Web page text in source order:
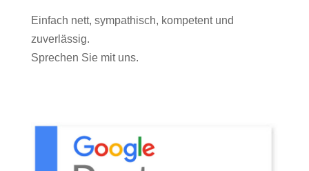
Einfach nett, sympathisch, kompetent und
zuverlässig.
Sprechen Sie mit uns.